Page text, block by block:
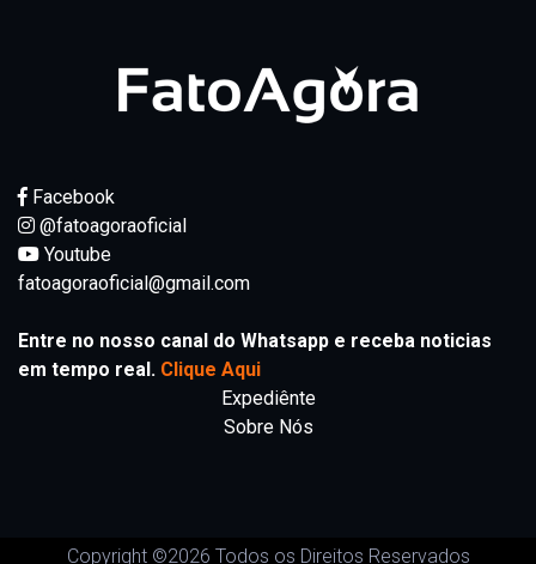
Facebook
@fatoagoraoficial
Youtube
fatoagoraoficial@gmail.com
Entre no nosso canal do Whatsapp e receba noticias
em tempo real. Clique Aqui
Expediênte
Sobre Nós
Copyright ©2026 Todos os Direitos Reservados